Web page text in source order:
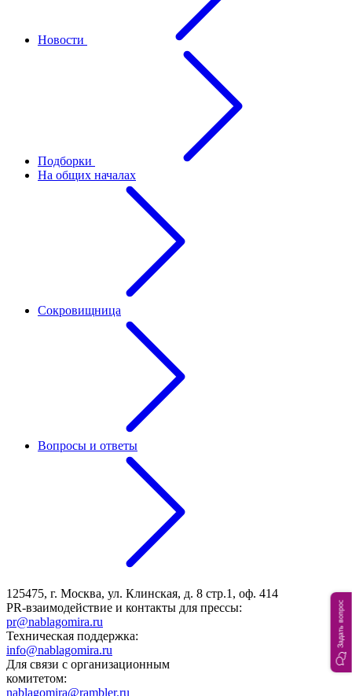
Новости
Подборки
На общих началах
Сокровищница
Вопросы и ответы
125475, г. Москва, ул. Клинская, д. 8 стр.1, оф. 414
PR-взаимодействие и контакты для прессы:
pr@nablagomira.ru
Техническая поддержка:
info@nablagomira.ru
Для связи с организационным
комитетом:
nablagomira@rambler.ru
Задать вопрос